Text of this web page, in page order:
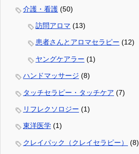
介護・看護 (50)
訪問アロマ (13)
患者さんとアロマセラピー (12)
ヤングケアラー (1)
ハンドマッサージ (8)
タッチセラピー・タッチケア (7)
リフレクソロジー (1)
東洋医学 (1)
クレイパック（クレイセラピー） (8)